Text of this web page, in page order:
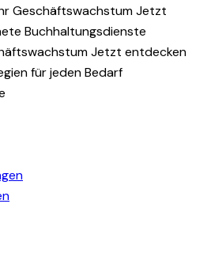
GeschäftswachstumJetzt
Buchhaltungsdienste
Jetzt entdecken
für jeden Bedarf